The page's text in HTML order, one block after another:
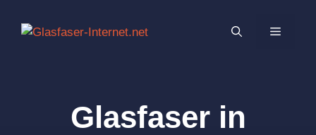
Inhalt
MENÜ
Glasfaser in